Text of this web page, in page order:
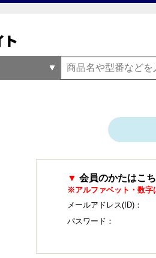
▼ 会員のかたはこ
※アルファベット・数字
メールアドレス(ID)：
パスワード：